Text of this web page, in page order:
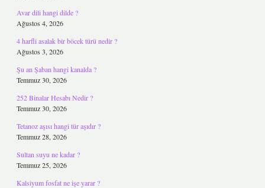
Avar dili hangi dilde ?
Ağustos 4, 2026
4 harfli asalak bir böcek türü nedir ?
Ağustos 3, 2026
Şu an Şaban hangi kanalda ?
Temmuz 30, 2026
252 Binalar Hesabı Nedir ?
Temmuz 30, 2026
Tetanoz aşısı hangi tür aşıdır ?
Temmuz 28, 2026
Sultan suyu ne kadar ?
Temmuz 25, 2026
Kalsiyum fosfat ne işe yarar ?